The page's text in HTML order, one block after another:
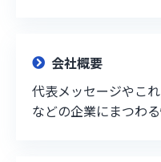
会社概要
代表メッセージやこ
などの企業にまつわ